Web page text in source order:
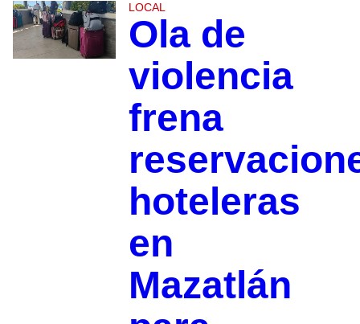
LOCAL
Ola de
violencia
frena
hoteleras
en
Mazatlán